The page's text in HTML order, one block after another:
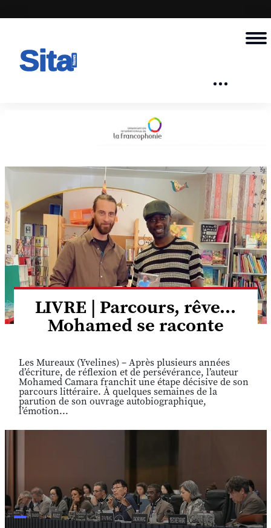
LIVRE | Parcours, rêve...
Mohamed se raconte
Les Mureaux (Yvelines) – Après plusieurs années
d’écriture, de réflexion et de persévérance, l’auteur
Mohamed Camara franchit une étape décisive de son
parcours littéraire. À quelques semaines de la
parution de son ouvrage autobiographique,
l’émotion...